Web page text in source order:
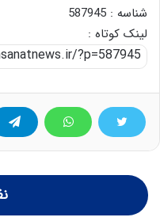
شناسه : 587945
لینک کوتاه :